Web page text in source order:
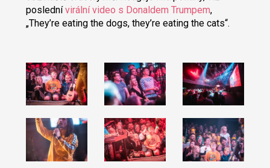
poslednívirální video s Donaldem Trumpem,
„They’re eating the dogs, they’re eating the cats“.